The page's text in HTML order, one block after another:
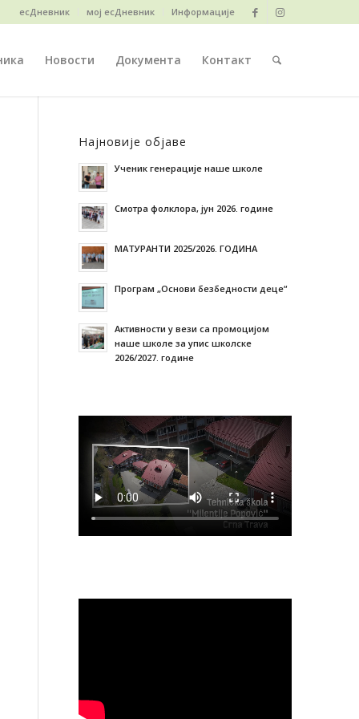
есДневник мој есДневник Информације
Новости Документа Контакт
Најновије објаве
Ученик генерације наше школе
Смотра фолклора, јун 2026. године
МАТУРАНТИ 2025/2026. ГОДИНА
Програм „Основи безбедности деце“
Активности у вези са промоцијом
наше школе за упис школске
2026/2027. године